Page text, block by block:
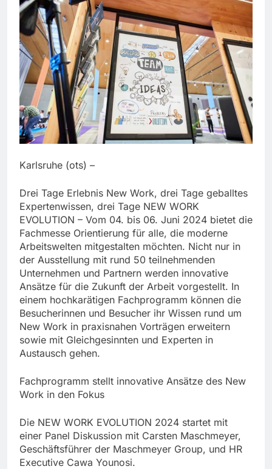
Karlsruhe (ots) –
Drei Tage Erlebnis New Work, drei Tage geballtes
Expertenwissen, drei Tage NEW WORK
EVOLUTION – Vom 04. bis 06. Juni 2024 bietet die
Fachmesse Orientierung für alle, die moderne
Arbeitswelten mitgestalten möchten. Nicht nur in
der Ausstellung mit rund 50 teilnehmenden
Unternehmen und Partnern werden innovative
Ansätze für die Zukunft der Arbeit vorgestellt. In
einem hochkarätigen Fachprogramm können die
Besucherinnen und Besucher ihr Wissen rund um
New Work in praxisnahen Vorträgen erweitern
sowie mit Gleichgesinnten und Experten in
Austausch gehen.
Fachprogramm stellt innovative Ansätze des New
Work in den Fokus
Die NEW WORK EVOLUTION 2024 startet mit
einer Panel Diskussion mit Carsten Maschmeyer,
Geschäftsführer der Maschmeyer Group, und HR
Executive Cawa Younosi.